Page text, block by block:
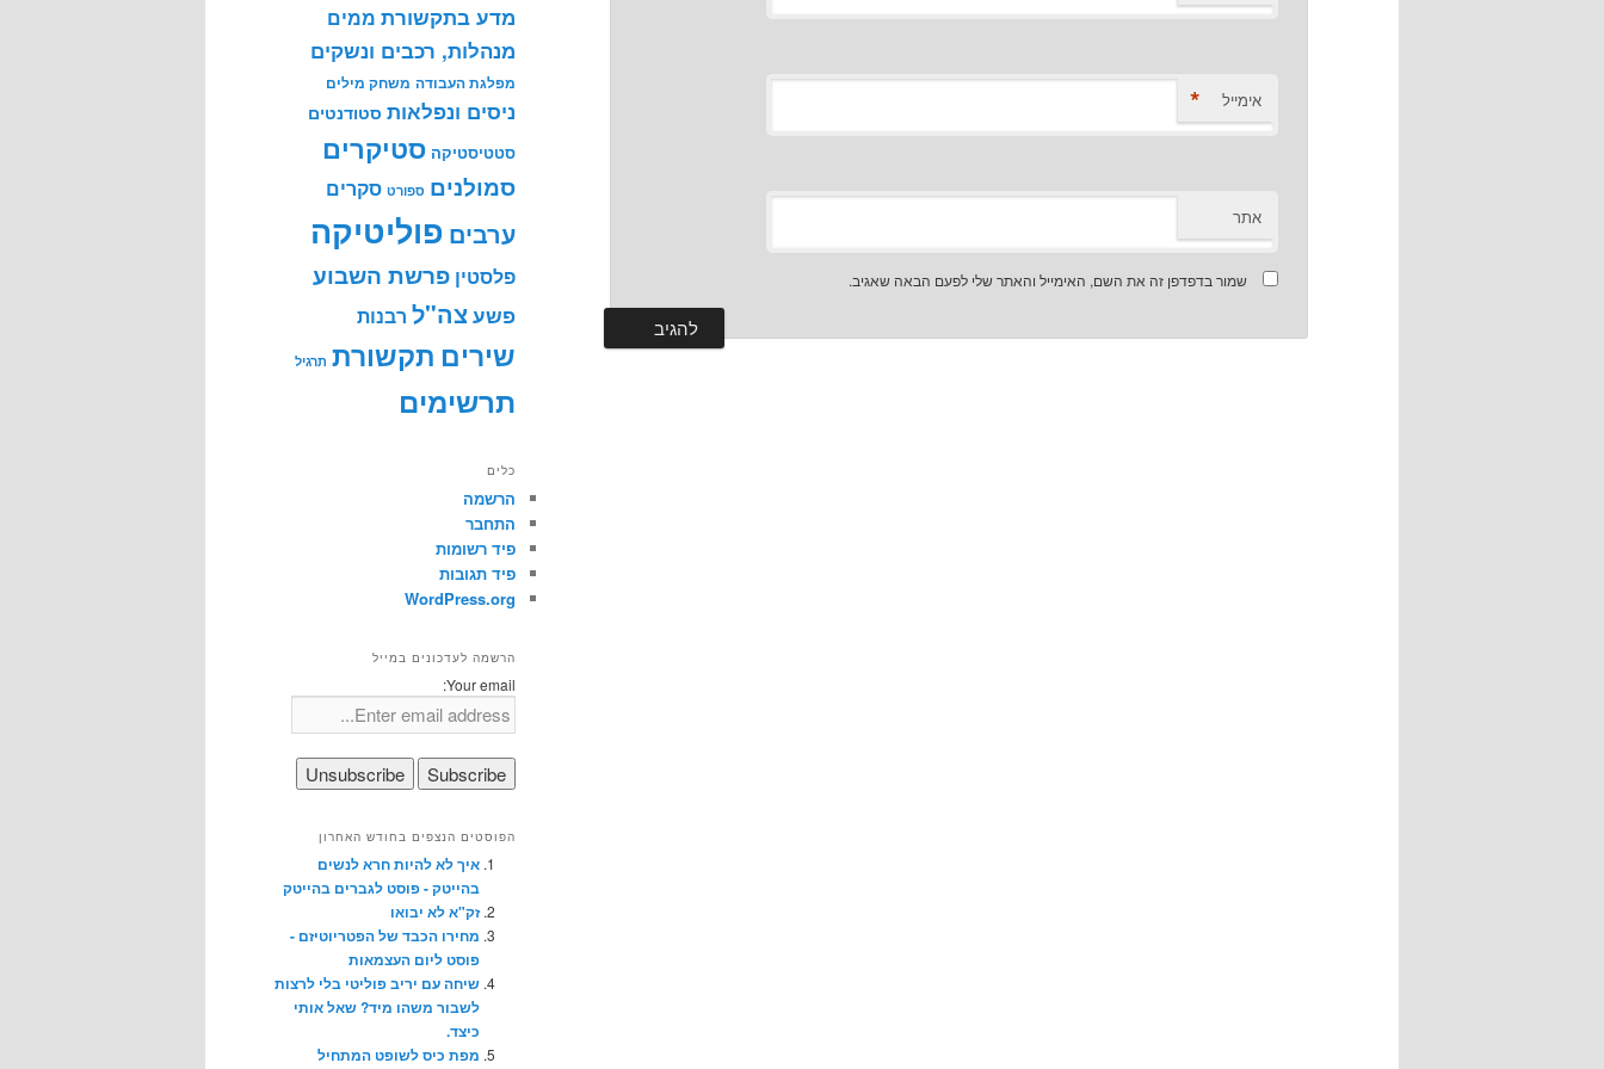
אימייל *
אתר
שמור בדפדפן זה את השם, האימייל והאתר שלי לפעם הבאה שאגיב.
מדע בתקשורת ממים
מנהלות, רכבים ונשקים
מפלגת העבודה משחק מילים
ניסים ונפלאות סטודנטים
סטטיסטיקה סטיקרים
סמולנים ספורט סקרים
ערבים פוליטיקה
פלסטין פרשת השבוע
פשעצה"ל רבנות
שירים תקשורת תרגיל
תרשימים
כלים
הרשמה
התחבר
פיד רשומות
פיד תגובות
WordPress.org
הרשמה לעדכונים במייל
Your email:
הפוסטים הנצפים בחודש האחרון
איך לא להיות חרא לנשים
בהייטק - פוסט לגברים בהייטק
זק"א לא יבואו
מחירו הכבד של הפטריוטיזם -
פוסט ליום העצמאות
שיחה עם יריב פוליטי בלי לרצות
לשבור משהו מיד? שאל אותי
כיצד.
מפת כיס לשופט המתחיל